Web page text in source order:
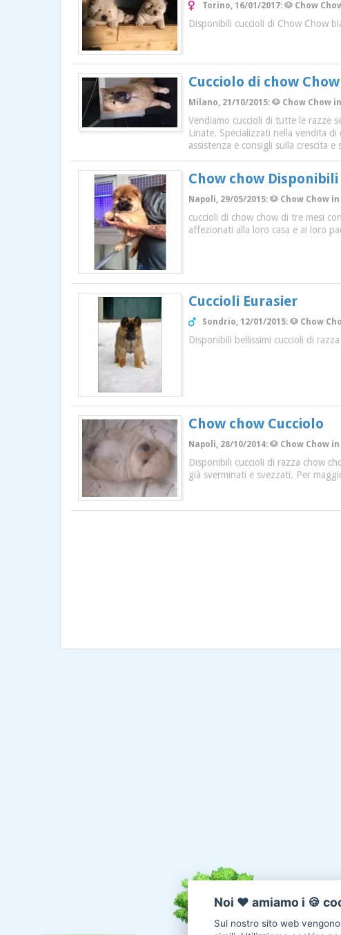
Torino, 16/01/2017: 🐶 Chow
Disponibili cuccioli di Chow Chow
Cucciolo di chow Chow
Milano, 21/10/2015: 🐶 Chow
Vendiamo cuccioli di tutte le razze
Linate. Specializzati nella vendita
assistenza e consigli sulla crescita
Chow chow Disponibili
Napoli, 29/05/2015: 🐶 Chow
cuccioli di chow chow di tre mesi
affezionati alla loro casa e ai loro
Cuccioli Eurasier
Sondrio, 12/01/2015: 🐶 Chow
Disponibili bellissimi cuccioli di
Chow chow Cucciolo
Napoli, 28/10/2014: 🐶 Chow
Disponibili cuccioli di razza chow
già sverminati e svezzati. Per
Noi ♥️ amiamo i 🍪
Sul nostro sito web